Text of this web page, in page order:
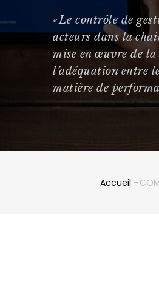
«Le contrôle de
acteurs dans la
mise en œuvre de
l’adéquation entre
matière de
Accueil -